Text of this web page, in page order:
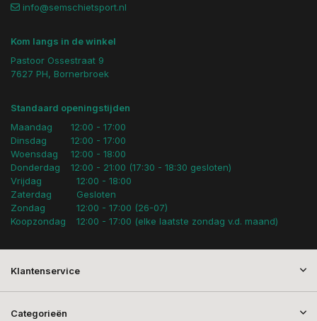
info@semschietsport.nl
Kom langs in de winkel
Pastoor Ossestraat 9
7627 PH, Bornerbroek
Standaard openingstijden
Maandag
Dinsdag
Woensdag
Donderdag
12:00 - 17:00
12:00 - 17:00
12:00 - 18:00
12:00 - 21:00 (17:30 - 18:30 gesloten)
Vrijdag
Zaterdag
Zondag
Koopzondag
12:00 - 18:00
Gesloten
12:00 - 17:00 (26-07)
12:00 - 17:00 (elke laatste zondag v.d. maand)
Klantenservice
Categorieën